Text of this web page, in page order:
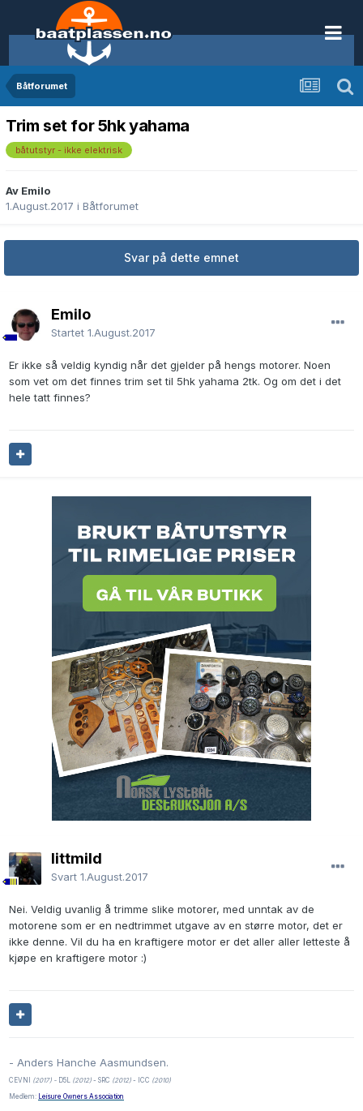
Båtforumet
Trim set for 5hk yahama
båtutstyr - ikke elektrisk
Av EmiIo
1.August.2017 i Båtforumet
Svar på dette emnet
EmiIo
Startet 1.August.2017
Er ikke så veldig kyndig når det gjelder på hengs motorer. Noen
som vet om det finnes trim set til 5hk yahama 2tk. Og om det i det
hele tatt finnes?
littmild
Svart 1.August.2017
Nei. Veldig uvanlig å trimme slike motorer, med unntak av de
motorene som er en nedtrimmet utgave av en større motor, det er
ikke denne. Vil du ha en kraftigere motor er det aller aller letteste å
kjøpe en kraftigere motor :)
- Anders Hanche Aasmundsen.
CEVNI (2017) - D5L (2012) - SRC (2012) - ICC (2010)
Medlem: Leisure Owners Association